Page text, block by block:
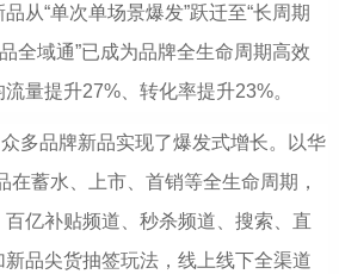
从“单次单场景爆发”跃迁至“长周期
全域通”已成为品牌全生命周期高效
量提升27%、转化率提升23%。
多品牌新品实现了爆发式增长。以华
在蓄水、上市、首销等全生命周期，
亿补贴频道、秒杀频道、搜索、直
品尖货抽签玩法，线上线下全渠道